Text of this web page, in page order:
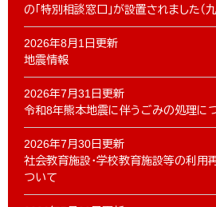
の「特別相談窓口」が設置されました（
2026年8月1日更新
地震情報
2026年7月31日更新
令和8年熊本地震に伴うごみの処理に
2026年7月30日更新
社会教育施設・学校教育施設等の利用
ついて